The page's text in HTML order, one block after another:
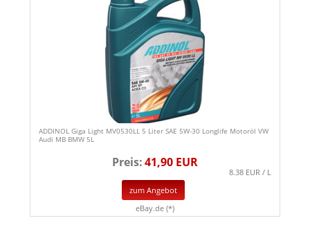
ADDINOL Giga Light MV0530LL 5 Liter SAE 5W-30 Longlife Motoröl VW
Audi MB BMW 5L
Preis:41,90 EUR
8.38 EUR / L
zum Angebot
eBay.de (*)